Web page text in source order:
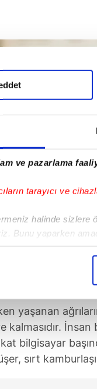
ve pazarlama
tarayıcı ve
halinde sizlere
Bunu yaparken
adına elimizden
sunabilmek için
çeşitli kişisel
Diğer çerezler,
yapılması,
ÇIKMAZ
yaşanan
kalmasıdır.
bilgisayar
sırt